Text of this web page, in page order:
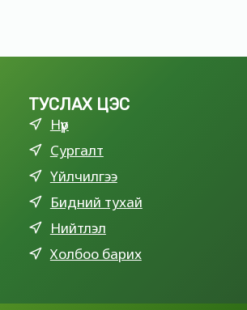
ТУСЛАХ ЦЭС
Нүүр
Сургалт
Үйлчилгээ
Бидний тухай
Нийтлэл
Холбоо барих